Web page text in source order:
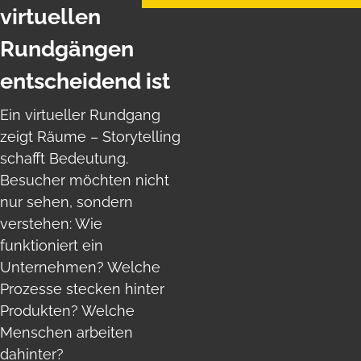
virtuellen
Rundgängen
entscheidend ist
Ein virtueller Rundgang
zeigt Räume – Storytelling
schafft Bedeutung.
Besucher möchten nicht
nur sehen, sondern
verstehen: Wie
funktioniert ein
Unternehmen? Welche
Prozesse stecken hinter
Produkten? Welche
Menschen arbeiten
dahinter?